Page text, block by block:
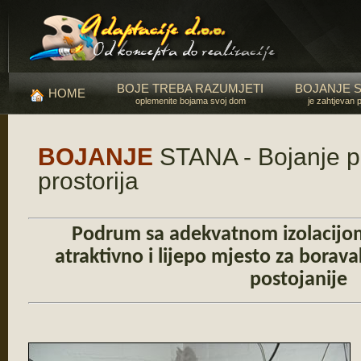
HOME BOJE TREBA RAZUMJETI
oplemenite bojama svoj dom
BOJANJE
je zahtjevan
BOJANJE STANA - Bojanje
prostorija
Podrum sa adekvatnom
atraktivno i lijepo mjesto za
postojanije